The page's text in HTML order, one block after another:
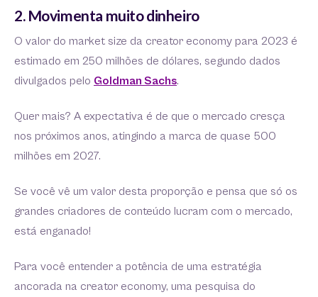
2. Movimenta muito dinheiro
O valor do market size da creator economy para 2023 é
estimado em 250 milhões de dólares, segundo dados
divulgados pelo Goldman Sachs.
Quer mais? A expectativa é de que o mercado cresça
nos próximos anos, atingindo a marca de quase 500
milhões em 2027.
Se você vê um valor desta proporção e pensa que só os
grandes criadores de conteúdo lucram com o mercado,
está enganado!
Para você entender a potência de uma estratégia
ancorada na creator economy, uma pesquisa do